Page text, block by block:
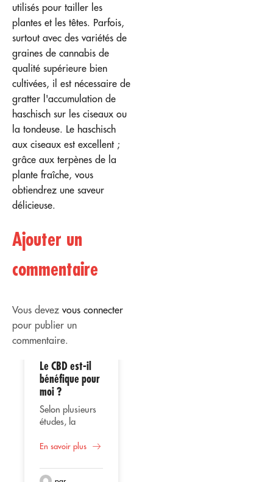
utilisés pour tailler les
plantes et les têtes. Parfois,
surtout avec des variétés de
graines de cannabis de
qualité supérieure bien
cultivées, il est nécessaire de
gratter l'accumulation de
haschisch sur les ciseaux ou
la tondeuse. Le haschisch
aux ciseaux est excellent ;
grâce aux terpènes de la
plante fraîche, vous
obtiendrez une saveur
délicieuse.
Ajouter un
commentaire
Vous devez vous connecter
pour publier un
commentaire.
02
Avr
Le CBD est-il
bénéfique pour
moi ?
Selon plusieurs
études, la
de CBD ou
représente une
En savoir plus